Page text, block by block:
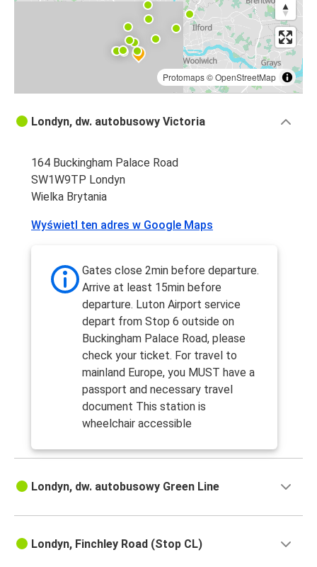
Protomaps©OpenStreetMap
Londyn, dw. autobusowy Victoria
164 Buckingham Palace Road
SW1W9TP Londyn
Wielka Brytania
Wyświetl ten adres w Google Maps
Gates close 2min before departure.
Arrive at least 15min before
departure. Luton Airport service
depart from Stop 6 outside on
Buckingham Palace Road, please
check your ticket. For travel to
mainland Europe, you MUST have a
passport and necessary travel
document This station is
wheelchair accessible
Londyn, dw. autobusowy Green Line
Londyn, Finchley Road (Stop CL)